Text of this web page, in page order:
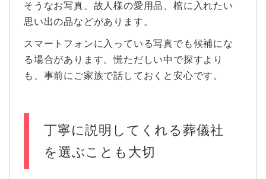
そうなお写真、故人様の愛用品、棺に入れたい
思い出の品などがあります。
スマートフォンに入っている写真でも候補にな
る場合があります。慌ただしい中で探すより
も、事前にご家族で話しておくと安心です。
丁寧に説明してくれる葬儀社
を選ぶことも大切